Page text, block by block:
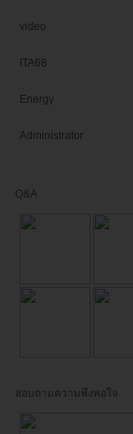
video
ITA68
Energy
Administrator
Q&A
สอบถามความพึงพอใจ